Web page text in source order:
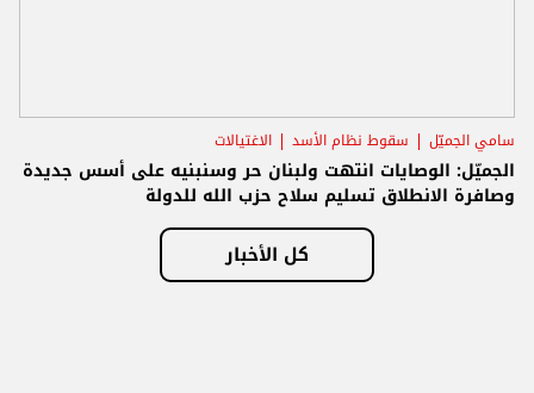
سامي الجميّل سقوط نظام الأسد الاغتيالات
الجميّل: الوصايات انتهت ولبنان حر وسنبنيه على أسس جديدة
وصافرة الانطلاق تسليم سلاح حزب الله للدولة
كل الأخبار